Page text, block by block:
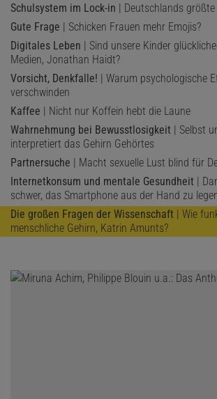
Schulsystem im Lock-in | Deutschlands
Gute Frage | Schicken Frauen mehr Emojis?
Digitales Leben | Sind unsere Kinder
Medien, Jonathan Haidt?
Vorsicht, Denkfalle! | Warum psychologische
verschwinden
Kaffee | Nicht nur Koffein hebt die Laune
Wahrnehmung bei Bewusstlosigkeit | Selbst
interpretiert das Gehirn Gehörtes
Partnersuche | Macht sexuelle Lust blind für
Internetkonsum und mentale Gesundheit |
schwer, das Smartphone aus der Hand zu
Die großen Fragen der Wissenschaft | Wie
menschliche Gehirn, Katrin Amunts?